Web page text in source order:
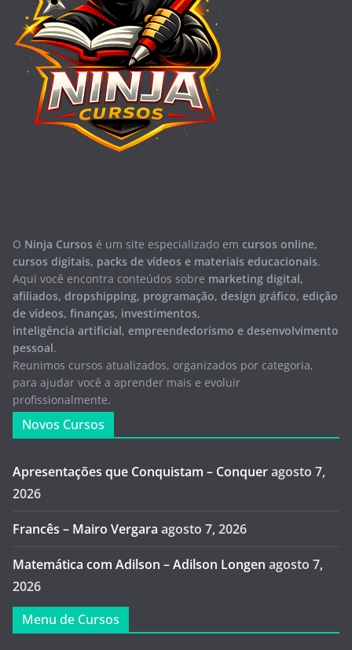
O Ninja Cursos é um site especializado em cursos online,
cursos digitais, packs de vídeos e materiais educacionais.
Aqui você encontra conteúdos sobre marketing digital,
afiliados, dropshipping, programação, design gráfico, edição
de vídeos, finanças, investimentos,
inteligência artificial, empreendedorismo e desenvolvimento
pessoal.
Reunimos cursos atualizados, organizados por categoria,
para ajudar você a aprender mais e evoluir
profissionalmente.
Novos Cursos
Apresentações que Conquistam – Conqueragosto 7,
2026
Francês – Mairo Vergara agosto 7, 2026
Matemática com Adilson – Adilson Longen agosto 7,
2026
Menu de Cursos